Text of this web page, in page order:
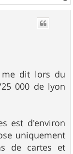
a
me dit lors du
000 de lyon
est d'environ
uniquement
de cartes et